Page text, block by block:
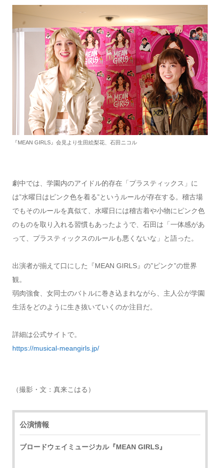
『MEAN GIRLS』会見より生田絵梨花、石田ニコル
劇中では、学園内のアイドル的存在「プラスティックス」に
は”水曜日はピンク色を着る”というルールが存在する。稽古場
でもそのルールを真似て、水曜日には稽古着や小物にピンク色
のものを取り入れる習慣もあったようで、石田は「一体感があ
って、プラスティックスのルールも悪くないな」と語った。
出演者が揃えて口にした『MEAN GIRLS』の”ピンク”の世界
観。
弱肉強食、女同士のバトルに巻き込まれながら、主人公が学園
生活をどのように生き抜いていくのか注目だ。
詳細は公式サイトで。
https://musical-meangirls.jp/
（撮影・文：真来こはる）
公演情報
ブロードウェイミュージカル『MEAN GIRLS』